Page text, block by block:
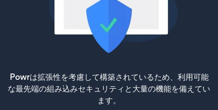
Powrは拡張性を考慮して構築されているため、利用可能
な最先端の組み込みセキュリティと大量の機能を備えてい
ます。